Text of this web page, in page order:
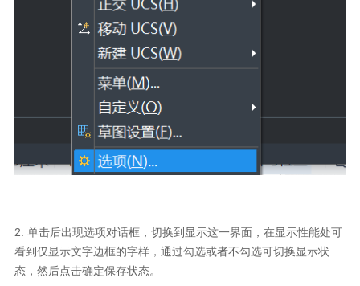
2. 单击后出现选项对话框，切换到显示这一界面，在显示性能处可
看到仅显示文字边框的字样，通过勾选或者不勾选可切换显示状
态，然后点击确定保存状态。